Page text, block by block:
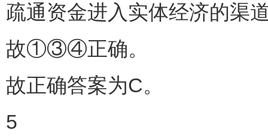
疏通资金进入实体经济的渠
故①③④正确。
故正确答案为C。
5